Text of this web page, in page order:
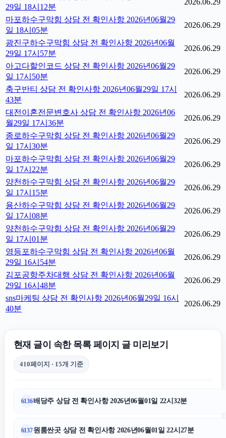
29일 18시12분
2026.06.29
마포하수구막힘 상담 전 확인사항 2026년06월29
일 18시05분
2026.06.29
광진구하수구막힘 상담 전 확인사항 2026년06월
29일 17시57분
2026.06.29
아고다할인코드 상담 전 확인사항 2026년06월29
일 17시50분
2026.06.29
축구반티 상담 전 확인사항 2026년06월29일 17시
43분
2026.06.29
대전이혼전문변호사 상담 전 확인사항 2026년06
월29일 17시36분
2026.06.29
종로하수구막힘 상담 전 확인사항 2026년06월29
일 17시30분
2026.06.29
마포하수구막힘 상담 전 확인사항 2026년06월29
일 17시22분
2026.06.29
양천하수구막힘 상담 전 확인사항 2026년06월29
일 17시15분
2026.06.29
용산하수구막힘 상담 전 확인사항 2026년06월29
일 17시08분
2026.06.29
양천하수구막힘 상담 전 확인사항 2026년06월29
일 17시01분
2026.06.29
영등포하수구막힘 상담 전 확인사항 2026년06월
29일 16시54분
2026.06.29
김포공항주차대행 상담 전 확인사항 2026년06월
29일 16시48분
2026.06.29
sns마케팅 상담 전 확인사항 2026년06월29일 16시
40분
2026.06.29
현재 글이 속한 목록 페이지 글 미리보기
410페이지 · 15개 기준
6136배당주 상담 전 확인사항 2026년06월01일 22시32분
6137원룸싼곳 상담 전 확인사항 2026년06월01일 22시27분